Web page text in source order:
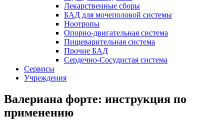
Лекарственные сборы
БАД для мочеполовой системы
Ноотропы
Опорно-двигательная система
Пищеварительная система
Прочие БАД
Сердечно-Сосудистая система
Сервисы
Учреждения
Валериана форте: инструкция по
применению